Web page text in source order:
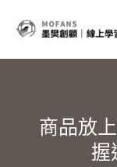
要
商品放
握